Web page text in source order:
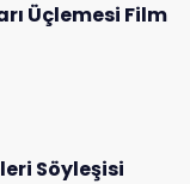
Üçlemesi Film
Söyleşisi